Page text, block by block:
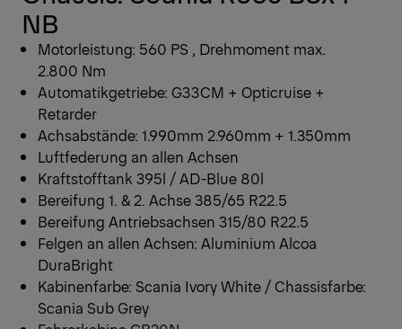
NB
Motorleistung: 560 PS , Drehmoment max.
2.800 Nm
Automatikgetriebe: G33CM + Opticruise +
Retarder
Achsabstände: 1.990mm 2.960mm + 1.350mm
Luftfederung an allen Achsen
Kraftstofftank 395l / AD-Blue 80l
Bereifung 1. & 2. Achse 385/65 R22.5
Bereifung Antriebsachsen 315/80 R22.5
Felgen an allen Achsen: Aluminium Alcoa
DuraBright
Kabinenfarbe: Scania Ivory White / Chassisfarbe:
Scania Sub Grey